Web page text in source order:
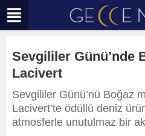
Sevgililer Günü’nde
Lacivert
Sevgililer Günü’nü Boğaz
Lacivert’te ödüllü deniz
atmosferle unutulmaz bir